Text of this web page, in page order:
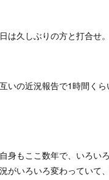
は久しぶりの方と打合せ。
いの近況報告で1時間くら
身もここ数年で、いろい
がいろいろ変わっていて